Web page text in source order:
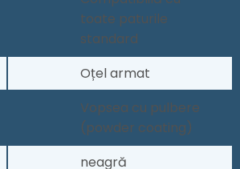
toate paturile
standard
Oțel armat
Vopsea cu pulbere
(powder coating)
neagră